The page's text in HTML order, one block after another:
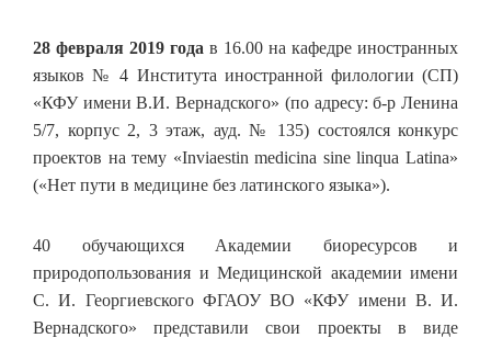
28 февраля 2019 года в 16.00 на кафедре иностранных
языков № 4 Института иностранной филологии (СП)
«КФУ имени В.И. Вернадского» (по адресу: б-р Ленина
5/7, корпус 2, 3 этаж, ауд. № 135) состоялся конкурс
проектов на тему «Inviaestin medicina sine linqua Latina»
(«Нет пути в медицине без латинского языка»).
40 обучающихся Академии биоресурсов и
природопользования и Медицинской академии имени
С. И. Георгиевского ФГАОУ ВО «КФУ имени В. И.
Вернадского» представили свои проекты в виде